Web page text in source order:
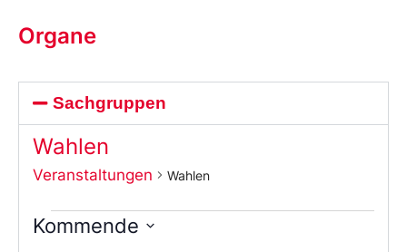
Organe
Sachgruppen
Wahlen
Veranstaltungen Wahlen
Kommende